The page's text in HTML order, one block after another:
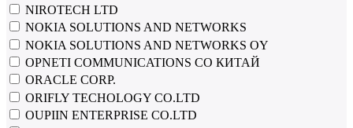
NIROTECH LTD
NOKIA SOLUTIONS AND NETWORKS
NOKIA SOLUTIONS AND NETWORKS OY
OPNETI COMMUNICATIONS CO КИТАЙ
ORACLE CORP.
ORIFLY TECHOLOGY CO.LTD
OUPIIN ENTERPRISE CO.LTD